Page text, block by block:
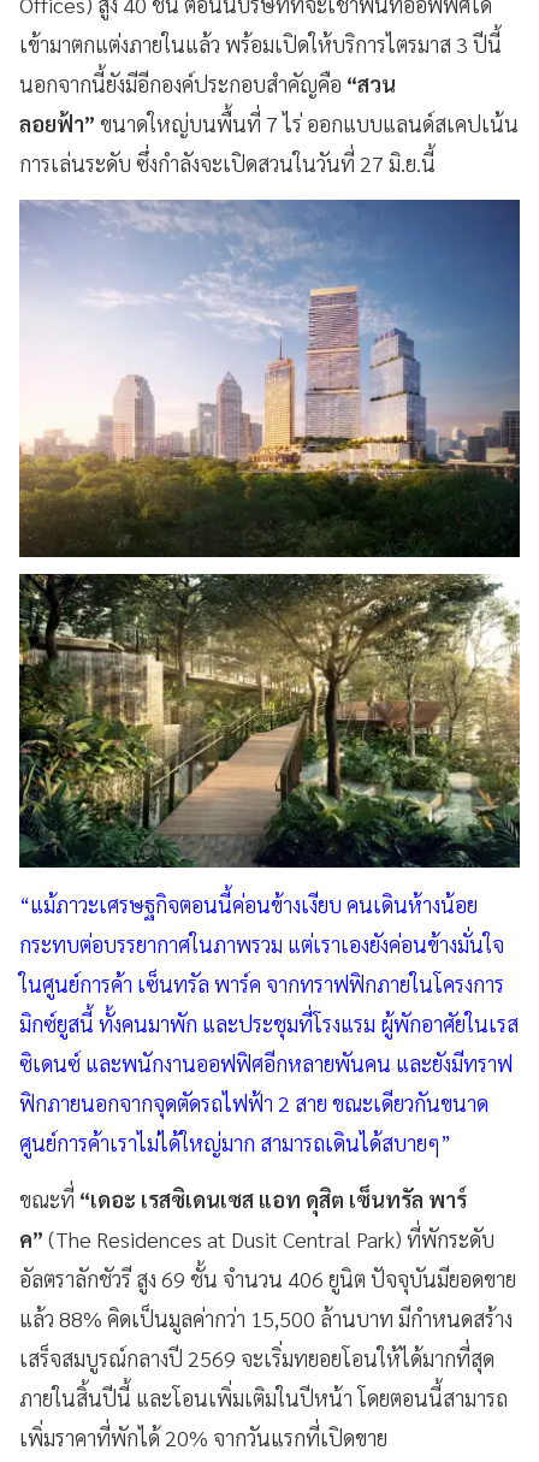
เข้ามาตกแต่งภายในแล้ว พร้อมเปิดให้บริการไตรมาส 3 ปีนี้
นอกจากนี้ยังมีอีกองค์ประกอบสำคัญคือ “สวน
ลอยฟ้า” ขนาดใหญ่บนพื้นที่ 7 ไร่ ออกแบบแลนด์สเคปเน้น
การเล่นระดับ ซึ่งกำลังจะเปิดสวนในวันที่ 27 มิ.ย.นี้
“แม้ภาวะเศรษฐกิจตอนนี้ค่อนข้างเงียบ คนเดินห้างน้อย
กระทบต่อบรรยากาศในภาพรวม แต่เราเองยังค่อนข้างมั่นใจ
ในศูนย์การค้า เซ็นทรัล พาร์ค จากทราฟฟิกภายในโครงการ
มิกซ์ยูสนี้ ทั้งคนมาพัก และประชุมที่โรงแรม ผู้พักอาศัยในเรส
ซิเดนซ์ และพนักงานออฟฟิศอีกหลายพันคน และยังมีทราฟ
ฟิกภายนอกจากจุดตัดรถไฟฟ้า 2 สาย ขณะเดียวกันขนาด
ศูนย์การค้าเราไม่ได้ใหญ่มาก สามารถเดินได้สบายๆ”
ขณะที่ “เดอะ เรสซิเดนเซส แอท ดุสิต เซ็นทรัล พาร์
ค” (The Residences at Dusit Central Park) ที่พักระดับ
อัลตราลักชัวรี สูง 69 ชั้น จำนวน 406 ยูนิต ปัจจุบันมียอดขาย
แล้ว 88% คิดเป็นมูลค่ากว่า 15,500 ล้านบาท มีกำหนดสร้าง
เสร็จสมบูรณ์กลางปี 2569 จะเริ่มทยอยโอนให้ได้มากที่สุด
ภายในสิ้นปีนี้ และโอนเพิ่มเติมในปีหน้า โดยตอนนี้สามารถ
เพิ่มราคาที่พักได้ 20% จากวันแรกที่เปิดขาย